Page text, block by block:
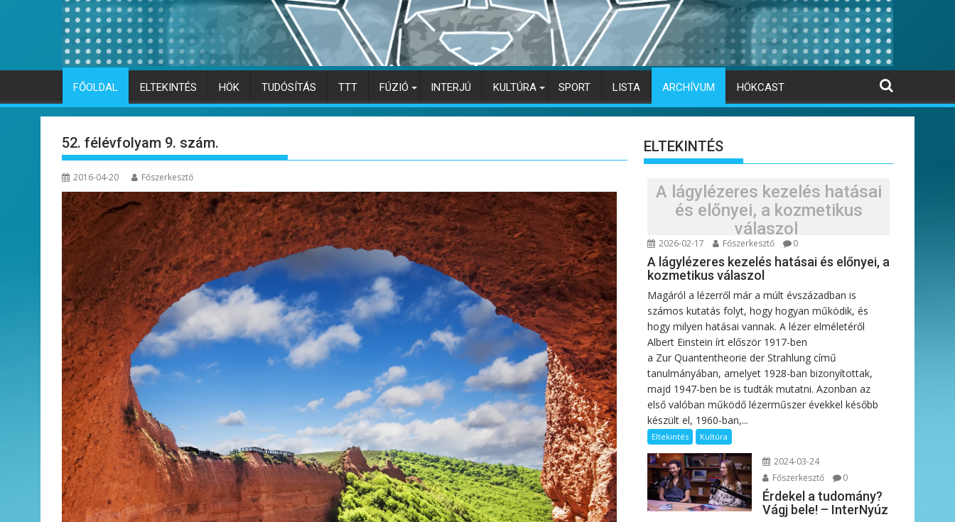
FŐOLDAL ELTEKINTÉS HÖK TUDÓSÍTÁS TTT FÚZIÓ INTERJÚ KULTÚRA SPORT LISTA ARCHÍVUM HÖKCAST
52. félévfolyam 9. szám.
2016-04-20 Főszerkesztő
ELTEKINTÉS
A lágylézeres kezelés hatásai
és előnyei, a kozmetikus
válaszol
2026-02-17 Főszerkesztő 0
A lágylézeres kezelés hatásai és előnyei, a
kozmetikus válaszol
Magáról a lézerről már a múlt évszázadban is
számos kutatás folyt, hogy hogyan működik, és
hogy milyen hatásai vannak. A lézer elméletéről
Albert Einstein írt először 1917-ben
a Zur Quantentheorie der Strahlung című
tanulmányában, amelyet 1928-ban bizonyítottak,
majd 1947-ben be is tudták mutatni. Azonban az
első valóban működő lézerműszer évekkel később
készült el, 1960-ban,...
Eltekintés Kultúra
2024-03-24
Főszerkesztő
0
Érdekel a tudomány?
Vágj bele! – InterNyúz